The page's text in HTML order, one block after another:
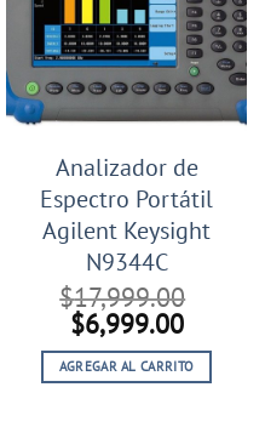
Analizador de
Espectro Portátil
Agilent Keysight
N9344C
$17,999.00
El
precio
original
$6,999.00El
precio
actual
AGREGAR AL CARRITO